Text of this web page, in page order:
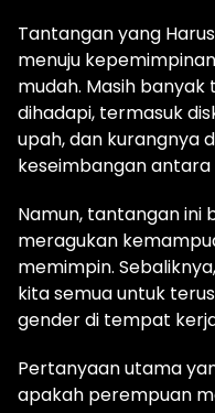
Tantangan yang
menuju
mudah. Masih
dihadapi, termasuk
upah, dan kurangnya
keseimbangan
Namun, tantangan ini
meragukan
memimpin.
kita semua untuk
gender di tempat
Pertanyaan utama
apakah perempuan